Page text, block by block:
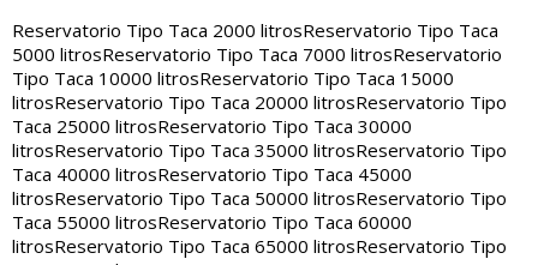
Reservatorio Tipo Taca 2000 litrosReservatorio Tipo Taca
5000 litrosReservatorio Tipo Taca 7000 litrosReservatorio
Tipo Taca 10000 litrosReservatorio Tipo Taca 15000
litrosReservatorio Tipo Taca 20000 litrosReservatorio Tipo
Taca 25000 litrosReservatorio Tipo Taca 30000
litrosReservatorio Tipo Taca 35000 litrosReservatorio Tipo
Taca 40000 litrosReservatorio Tipo Taca 45000
litrosReservatorio Tipo Taca 50000 litrosReservatorio Tipo
Taca 55000 litrosReservatorio Tipo Taca 60000
litrosReservatorio Tipo Taca 65000 litrosReservatorio Tipo